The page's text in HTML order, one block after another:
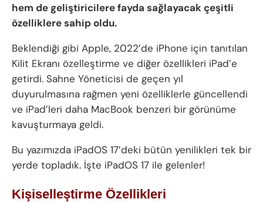
hem de geliştiricilere fayda sağlayacak çeşitli
özelliklere sahip oldu.
Beklendiği gibi Apple, 2022’de iPhone için tanıtılan
Kilit Ekranı özelleştirme ve diğer özellikleri iPad’e
getirdi. Sahne Yöneticisi de geçen yıl
duyurulmasına rağmen yeni özelliklerle güncellendi
ve iPad’leri daha MacBook benzeri bir görünüme
kavuşturmaya geldi.
Bu yazımızda iPadOS 17’deki bütün yenilikleri tek bir
yerde topladık. İşte iPadOS 17 ile gelenler!
Kişiselleştirme Özellikleri